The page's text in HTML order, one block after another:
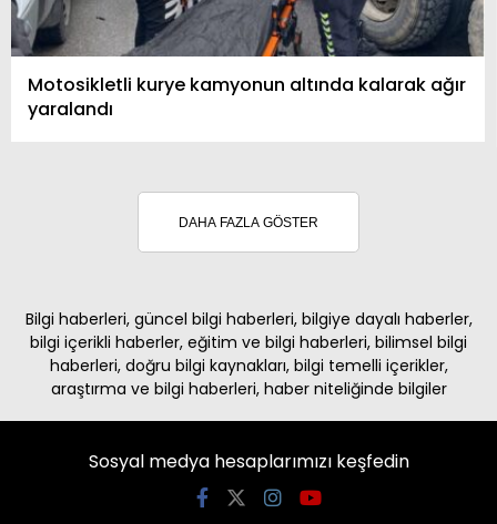
Motosikletli kurye kamyonun altında kalarak ağır
yaralandı
DAHA FAZLA GÖSTER
Bilgi haberleri, güncel bilgi haberleri, bilgiye dayalı haberler,
bilgi içerikli haberler, eğitim ve bilgi haberleri, bilimsel bilgi
haberleri, doğru bilgi kaynakları, bilgi temelli içerikler,
araştırma ve bilgi haberleri, haber niteliğinde bilgiler
Sosyal medya hesaplarımızı keşfedin